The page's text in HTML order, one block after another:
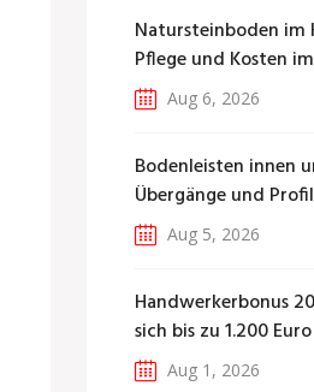
Natursteinboden im
Pflege und Kosten
Aug 6, 2026
Bodenleisten innen
Übergänge und
Aug 5, 2026
Handwerkerbonus
sich bis zu 1.200
Aug 1, 2026